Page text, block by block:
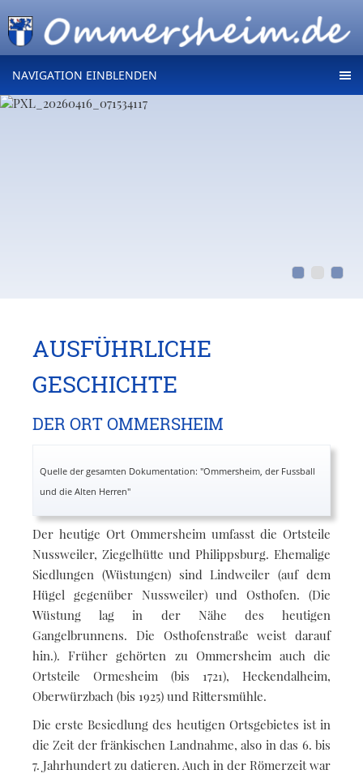
NAVIGATION EINBLENDEN
AUSFÜHRLICHE
GESCHICHTE
DER ORT OMMERSHEIM
Quelle der gesamten Dokumentation: "Ommersheim, der Fussball
und die Alten Herren"
Der heutige Ort Ommersheim umfasst die Ortsteile
Nussweiler, Ziegelhütte und Philippsburg. Ehemalige
Siedlungen (Wüstungen) sind Lindweiler (auf dem
Hügel gegenüber Nussweiler) und Osthofen. (Die
Wüstung lag in der Nähe des heutigen
Gangelbrunnens. Die Osthofenstraße weist darauf
hin.). Früher gehörten zu Ommersheim auch die
Ortsteile Ormesheim (bis 1721), Heckendalheim,
Oberwürzbach (bis 1925) und Rittersmühle.
Die erste Besiedlung des heutigen Ortsgebietes ist in
die Zeit der fränkischen Landnahme, also in das 6. bis
7. Jahrhundert zu datieren. Auch in der Römerzeit war